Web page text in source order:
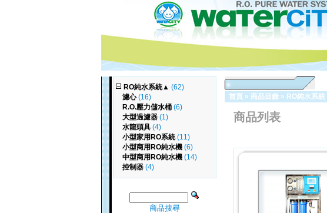
RO純水系統▲ (62)
濾心(16)
R.O.壓力儲水桶 (6)
大型過濾器 (1)
水龍頭具 (4)
小型家用RO系統(11)
小型商用RO純水機 (6)
中型商用RO純水機 (14)
控制器 (4)
商品搜尋
首頁 » 商品目錄 » RO純水系統
商品列表